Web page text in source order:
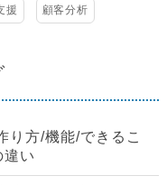
援 顧客分析
り方/機能/できるこ
い